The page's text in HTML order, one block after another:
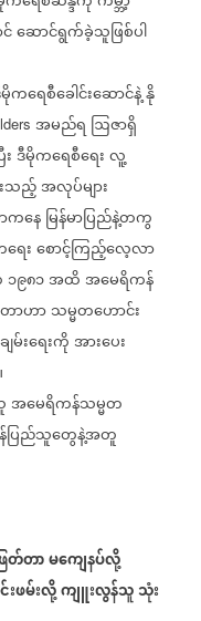
ဆောင်ရွက်ခဲ့သူဖြစ်ပါ
ကရေစီခေါင်းဆောင်နဲ့နို
အမည်ရ ဩဇာရှိ
ဒီမိုကရေစီရေးလူ့
သည့်အလုပ်များ
ကနေမြန်မာပြည်နဲ့တကွ
ေးစောင့်ကြည့်လေ့လာ
၁၉၈၁အထိအမေရိကန်
ာဟာသမ္မတဟောင်း
မ်းရေးကိုအားပေး
အမေရိကန်သမ္မတ
ပြည်သူတွေနဲ့အတူ
တ်တာမကျေနပ်လို့
းဖမ်းလို့ကျူးလွန်သူသုံး